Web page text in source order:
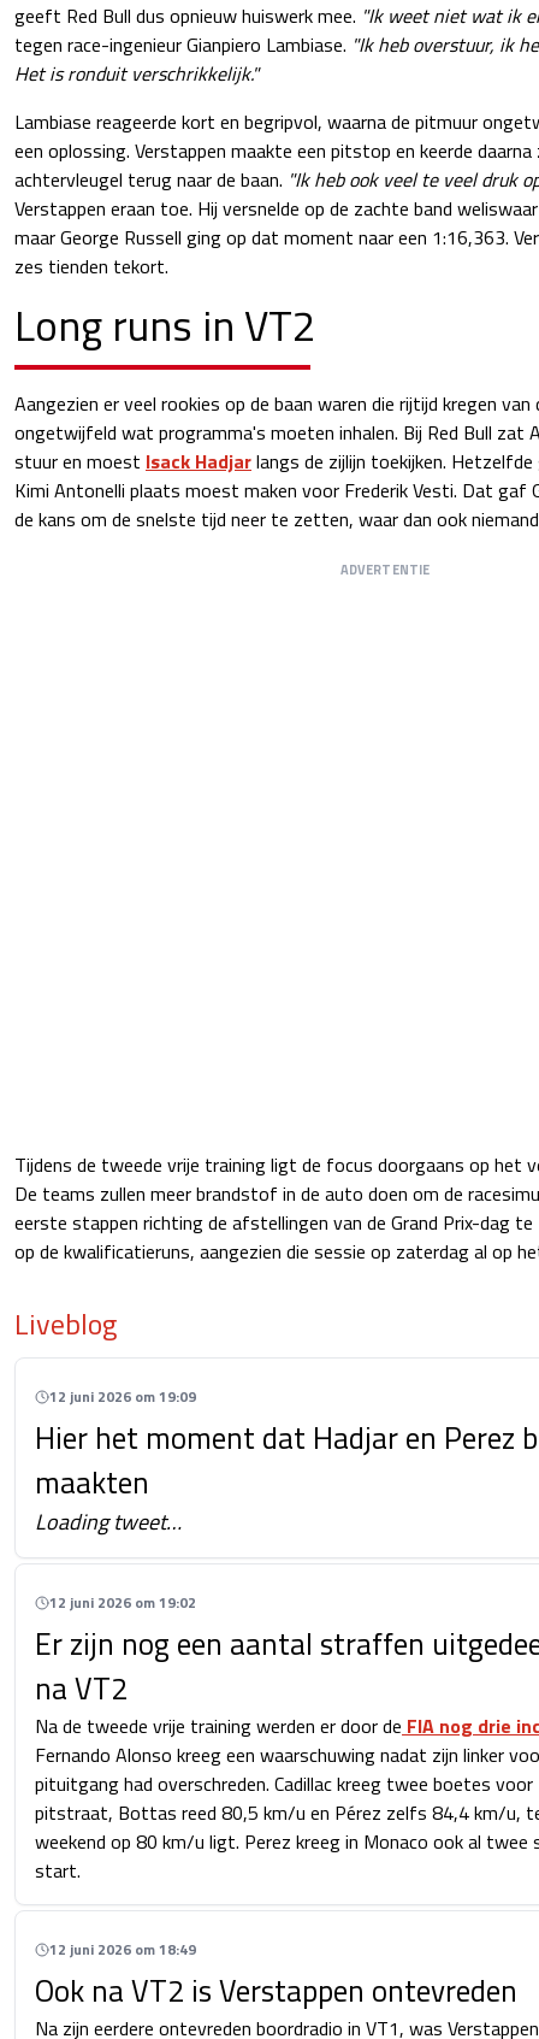
geeft Red Bull dus opnieuw huiswerk mee. "Ik weet niet wat ik
tegen race-ingenieur Gianpiero Lambiase. "Ik heb overstuur, ik
Het is ronduit verschrikkelijk."
Lambiase reageerde kort en begripvol, waarna de pitmuur
een oplossing. Verstappen maakte een pitstop en keerde
achtervleugel terug naar de baan. "Ik heb ook veel te veel druk
Verstappen eraan toe. Hij versnelde op de zachte band
maar George Russell ging op dat moment naar een 1:16,363.
zes tienden tekort.
Long runs in VT2
Aangezien er veel rookies op de baan waren die rijtijd kregen
ongetwijfeld wat programma's moeten inhalen. Bij Red Bull zat
stuur en moest Isack Hadjarlangs de zijlijn toekijken.
Kimi Antonelli plaats moest maken voor Frederik Vesti. Dat gaf
de kans om de snelste tijd neer te zetten, waar dan ook
ADVERTENTIE
Tijdens de tweede vrije training ligt de focus doorgaans op het
De teams zullen meer brandstof in de auto doen om de
eerste stappen richting de afstellingen van de Grand Prix-dag
op de kwalificatieruns, aangezien die sessie op zaterdag al op
Liveblog
12 juni 2026 om 19:09
Hier het moment dat Hadjar en Perez
maakten
Loading tweet…
12 juni 2026 om 19:02
Er zijn nog een aantal straffen
na VT2
Na de tweede vrije training werden er door de FIA nog drie
Fernando Alonso kreeg een waarschuwing nadat zijn linker
pituitgang had overschreden. Cadillac kreeg twee boetes voor
pitstraat, Bottas reed 80,5 km/u en Pérez zelfs 84,4 km/u,
weekend op 80 km/u ligt. Perez kreeg in Monaco ook al
start.
12 juni 2026 om 18:49
Ook na VT2 is Verstappen ontevreden
Na zijn eerdere ontevreden boordradio in VT1, was